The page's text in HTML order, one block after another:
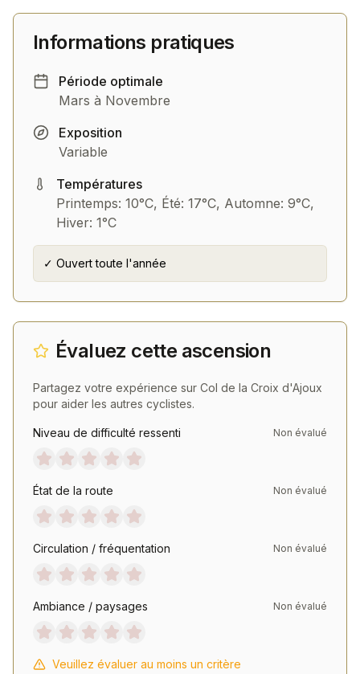
Informations pratiques
Période optimale
Mars à Novembre
Exposition
Variable
Températures
Printemps: 10°C, Été: 17°C, Automne: 9°C,
Hiver: 1°C
✓ Ouvert toute l'année
Évaluez cette ascension
Partagez votre expérience sur Col de la Croix d'Ajoux
pour aider les autres cyclistes.
Niveau de difficulté ressenti Non évalué
État de la route Non évalué
Circulation / fréquentation Non évalué
Ambiance / paysages Non évalué
Veuillez évaluer au moins un critère